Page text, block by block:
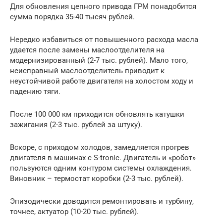
Для обновления цепного привода ГРМ понадобится
сумма порядка 35-40 тысяч рублей.
Нередко избавиться от повышенного расхода масла
удается после замены маслоотделителя на
модернизированный (2-7 тыс. рублей). Мало того,
неисправный маслоотделитель приводит к
неустойчивой работе двигателя на холостом ходу и
падению тяги.
После 100 000 км приходится обновлять катушки
зажигания (2-3 тыс. рублей за штуку).
Вскоре, с приходом холодов, замедляется прогрев
двигателя в машинах с S-tronic. Двигатель и «робот»
пользуются одним контуром системы охлаждения.
Виновник – термостат коробки (2-3 тыс. рублей).
Эпизодически доводится ремонтировать и турбину,
точнее, актуатор (10-20 тыс. рублей).